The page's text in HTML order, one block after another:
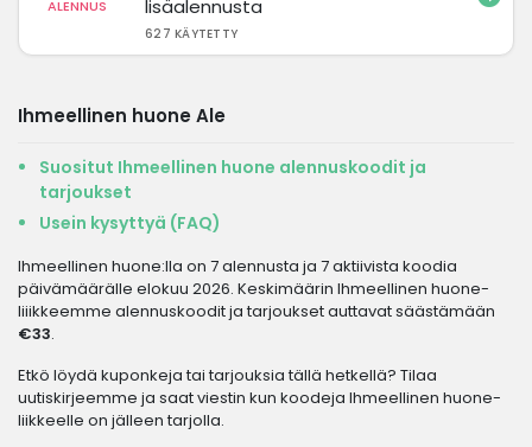
ALENNUS
lisäalennusta
627 KÄYTETTY
Ihmeellinen huone Ale
Suositut Ihmeellinen huone alennuskoodit ja
tarjoukset
Usein kysyttyä (FAQ)
Ihmeellinen huone:lla on 7 alennusta ja 7 aktiivista koodia
päivämäärälle elokuu 2026. Keskimäärin Ihmeellinen huone-
liiikkeemme alennuskoodit ja tarjoukset auttavat säästämään
€33.
Etkö löydä kuponkeja tai tarjouksia tällä hetkellä? Tilaa
uutiskirjeemme ja saat viestin kun koodeja Ihmeellinen huone-
liikkeelle on jälleen tarjolla.